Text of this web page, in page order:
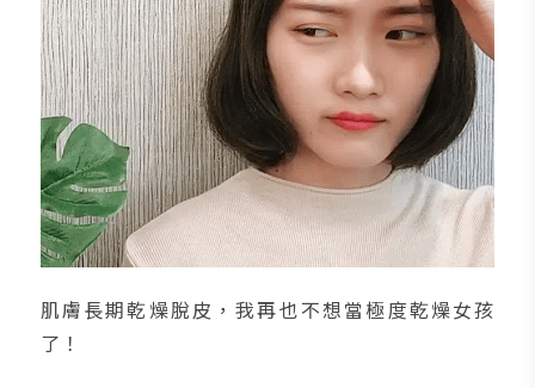
肌膚長期乾燥脫皮，我再也不想當極度乾燥女孩
了！